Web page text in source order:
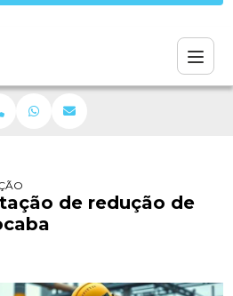
DE ESTAÇÃO DE REDUÇÃO DE
de redução de